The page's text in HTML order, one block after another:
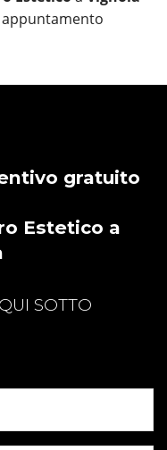
gratuito
Estetico a
SOTTO